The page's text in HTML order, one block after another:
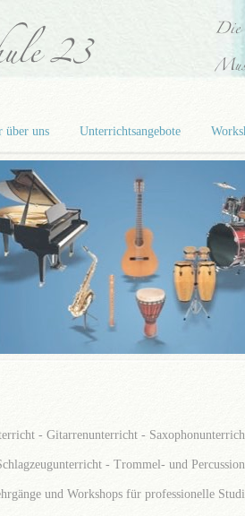
über uns Unterrichtsangebote
- Gitarrenunterricht -
- Trommel- und
und Workshops für professionelle